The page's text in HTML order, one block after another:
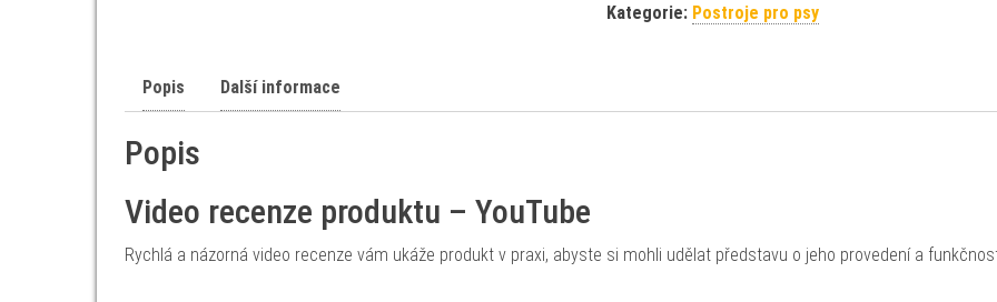
Kategorie: Postroje pro psy
Popis Další informace
Popis
Video recenze produktu – YouTube
Rychlá a názorná video recenze vám ukáže produkt v praxi, abyste si mohli udělat představu o jeho provedení a